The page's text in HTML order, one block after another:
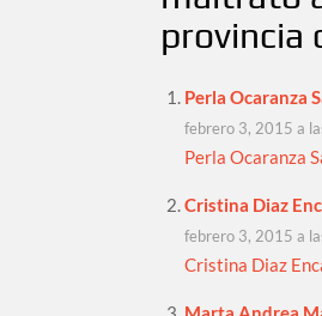
provincia
Perla Ocaranza
febrero 3, 2015 a
Perla Ocaranza
Cristina Diaz
febrero 3, 2015 a
Cristina Diaz